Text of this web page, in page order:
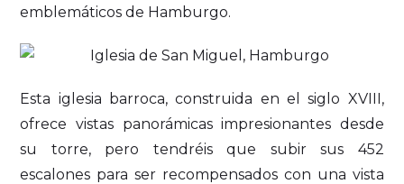
emblemáticos de Hamburgo.
Esta iglesia barroca, construida en el siglo XVIII,
ofrece vistas panorámicas impresionantes desde
su torre, pero tendréis que subir sus 452
escalones para ser recompensados con una vista